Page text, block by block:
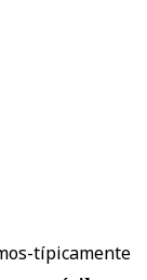
típicamente